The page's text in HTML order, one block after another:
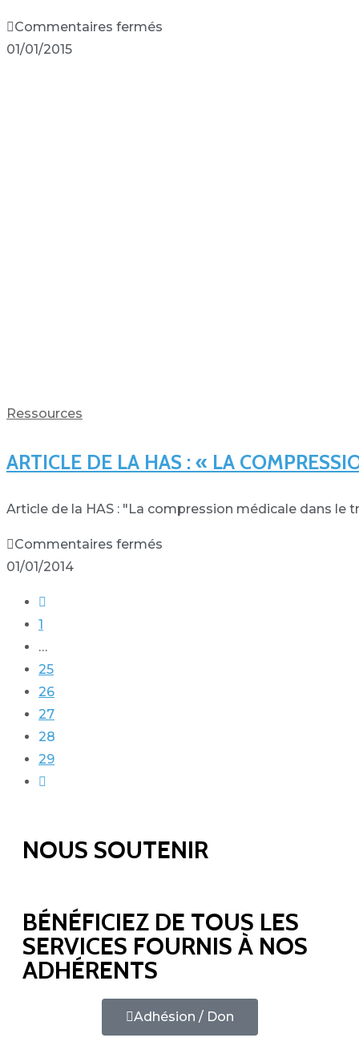
Commentaires fermés
01/01/2015
Ressources
ARTICLE DE LA HAS : « LA
Article de la HAS : "La compression médicale dans
Commentaires fermés
01/01/2014
1
…
25
26
27
28
29
NOUS SOUTENIR
BÉNÉFICIEZ DE TOUS LES
SERVICES FOURNIS À NOS
ADHÉRENTS
Adhésion / Don